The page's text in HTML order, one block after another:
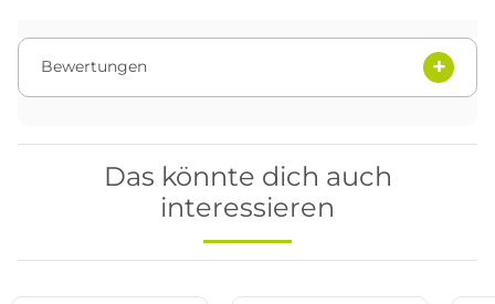
Bewertungen
Das könnte dich auch
interessieren